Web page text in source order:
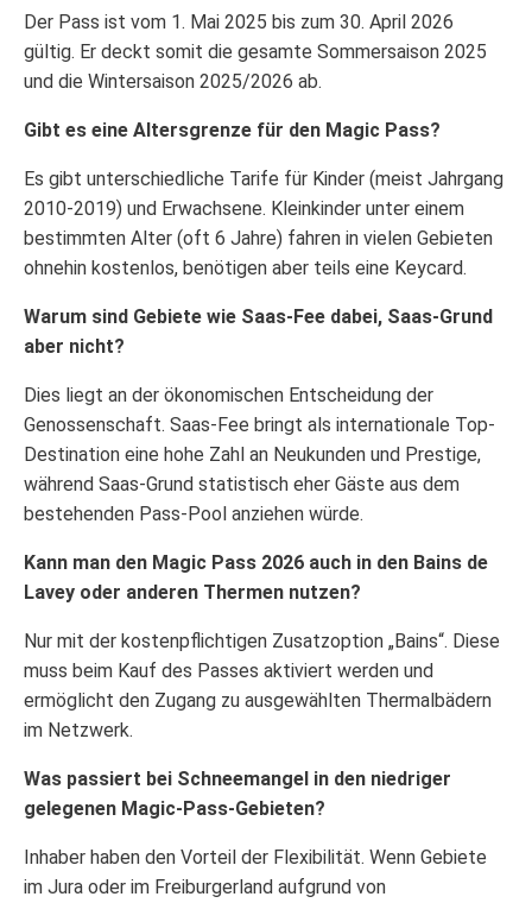
Der Pass ist vom 1. Mai 2025 bis zum 30. April 2026
gültig. Er deckt somit die gesamte Sommersaison 2025
und die Wintersaison 2025/2026 ab.
Gibt es eine Altersgrenze für den Magic Pass?
Es gibt unterschiedliche Tarife für Kinder (meist Jahrgang
2010-2019) und Erwachsene. Kleinkinder unter einem
bestimmten Alter (oft 6 Jahre) fahren in vielen Gebieten
ohnehin kostenlos, benötigen aber teils eine Keycard.
Warum sind Gebiete wie Saas-Fee dabei, Saas-Grund
aber nicht?
Dies liegt an der ökonomischen Entscheidung der
Genossenschaft. Saas-Fee bringt als internationale Top-
Destination eine hohe Zahl an Neukunden und Prestige,
während Saas-Grund statistisch eher Gäste aus dem
bestehenden Pass-Pool anziehen würde.
Kann man den Magic Pass 2026 auch in den Bains de
Lavey oder anderen Thermen nutzen?
Nur mit der kostenpflichtigen Zusatzoption „Bains“. Diese
muss beim Kauf des Passes aktiviert werden und
ermöglicht den Zugang zu ausgewählten Thermalbädern
im Netzwerk.
Was passiert bei Schneemangel in den niedriger
gelegenen Magic-Pass-Gebieten?
Inhaber haben den Vorteil der Flexibilität. Wenn Gebiete
im Jura oder im Freiburgerland aufgrund von